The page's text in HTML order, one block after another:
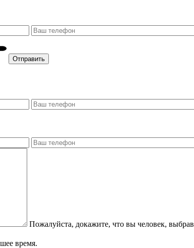
Пожалуйста, докажите, что вы человек, выбрав
время.